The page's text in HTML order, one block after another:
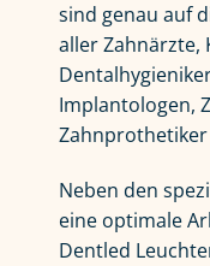
sind genau auf
aller Zahnärzte,
Implantologen,
Neben den
eine optimale
Dentled